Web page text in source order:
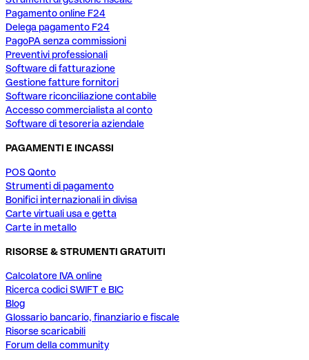
Pagamento online F24
Delega pagamento F24
PagoPA senza commissioni
Preventivi professionali
Software di fatturazione
Gestione fatture fornitori
Software riconciliazione contabile
Accesso commercialista al conto
Software di tesoreria aziendale
PAGAMENTI E INCASSI
POS Qonto
Strumenti di pagamento
Bonifici internazionali in divisa
Carte virtuali usa e getta
Carte in metallo
RISORSE & STRUMENTI GRATUITI
Calcolatore IVA online
Ricerca codici SWIFT e BIC
Blog
Glossario bancario, finanziario e fiscale
Risorse scaricabili
Forum della community